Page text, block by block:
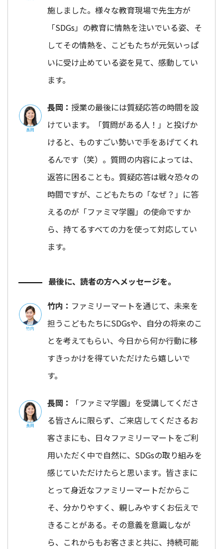
施しました。様々な教育現場で先生方が
「SDGs」の教育に情熱を注いでいる姿、そ
してその情熱を、こどもたちが元気いっぱ
いに受け止めている姿を見て、感動してい
ます。
長岡： 授業の最後には質疑応答の時間を設
けています。「質問がある人！」と投げか
けると、ものすごい勢いで手をあげてくれ
るんです（笑）。質問の内容によっては、
返答に困ることも。質疑応答は戦々恐々の
時間ですが、こどもたちの「なぜ？」に答
えるのが「ファミマ学園」の使命ですか
ら、持てるすべての力を使って対応してい
ます。
最後に、読者の方へメッセージを。
竹内： ファミリーマートを通じて、未来を
担うこどもたちにSDGsや、自分の将来のこ
とを考えてもらい、今日から何か行動に移
すきっかけを得ていただけたら嬉しいで
す。
長岡：
「ファミマ学園」を受講してくださ
る皆さんに限らず、ご来店してくださるお
客さまにも、日々ファミリーマートをご利
用いただく中で自然に、SDGsの取り組みを
感じていただけたらと思います。皆さまに
とって身近なファミリーマートだからこ
そ、分かりやすく、親しみやすくお伝えで
きることがある。その意義を意識しなが
ら、これからもお客さまと共に、持続可能